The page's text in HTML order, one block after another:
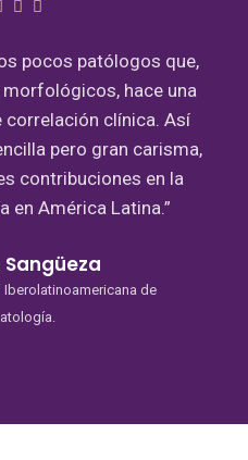
pocos patólogos que,
hace una
clínica. Así
pero gran carisma,
contribuciones en la
en América Latina.”
de